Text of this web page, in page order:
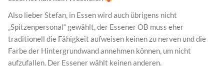
Also lieber Stefan, in Essen wird auch übrigens nicht
„Spitzenpersonal“ gewählt, der Essener OB muss eher
traditionell die Fähigkeit aufweisen keinen zu nerven und die
Farbe der Hintergrundwand annehmen können, um nicht
aufzufallen. Der Essener wählt keinen anderen.